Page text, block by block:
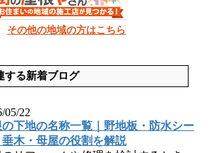
その他の地域の方はこちら
する新着ブログ
05/22
の下地の名称一覧｜野地板・防水シー
垂木・母屋の役割を解説